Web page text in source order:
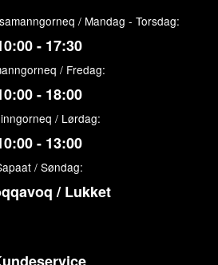
/ Mandag - Torsdag:
- 17:30
/ Fredag:
- 18:00
/ Lørdag:
- 13:00
/ Søndag:
/ Lukket